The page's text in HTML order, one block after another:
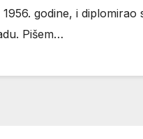
godine, i diplomirao
Pišem…